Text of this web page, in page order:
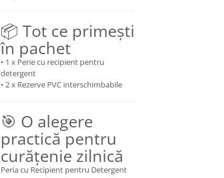
📦 Tot ce primești
în pachet
• 1 x Perie cu recipient pentru
detergent
• 2 x Rezerve PVC interschimbabile
🎯 O alegere
practică pentru
curățenie zilnică
Peria cu Recipient pentru Detergent